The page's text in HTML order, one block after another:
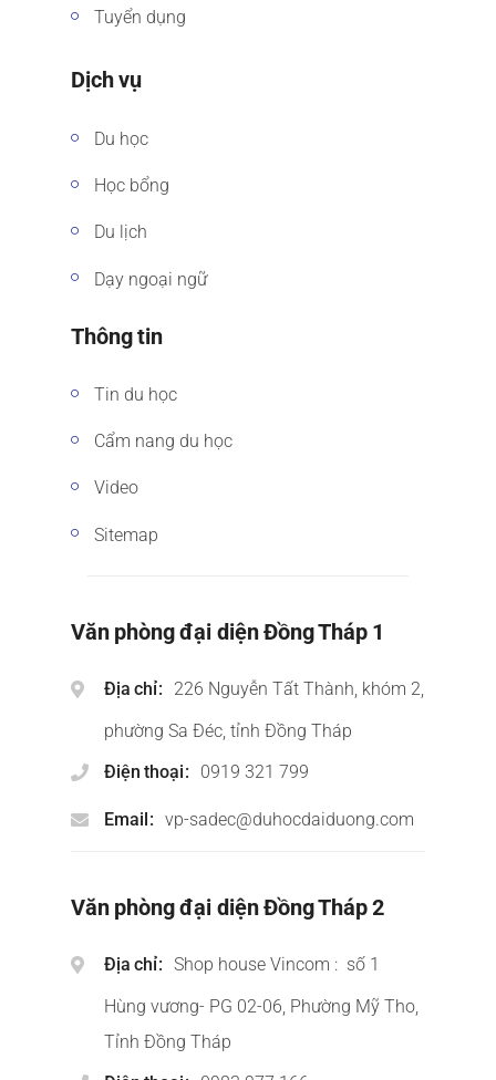
Tuyển dụng
Dịch vụ
Du học
Học bổng
Du lịch
Dạy ngoại ngữ
Thông tin
Tin du học
Cẩm nang du học
Video
Sitemap
Văn phòng đại diện Đồng Tháp 1
Địa chỉ
226 Nguyễn Tất Thành, khóm 2,
phường Sa Đéc, tỉnh Đồng Tháp
Điện thoại
0919 321 799
Email vp-sadec@duhocdaiduong.com
Văn phòng đại diện Đồng Tháp 2
Địa chỉ
Shop house Vincom : số 1
Hùng vương- PG 02-06, Phường Mỹ Tho,
Tỉnh Đồng Tháp